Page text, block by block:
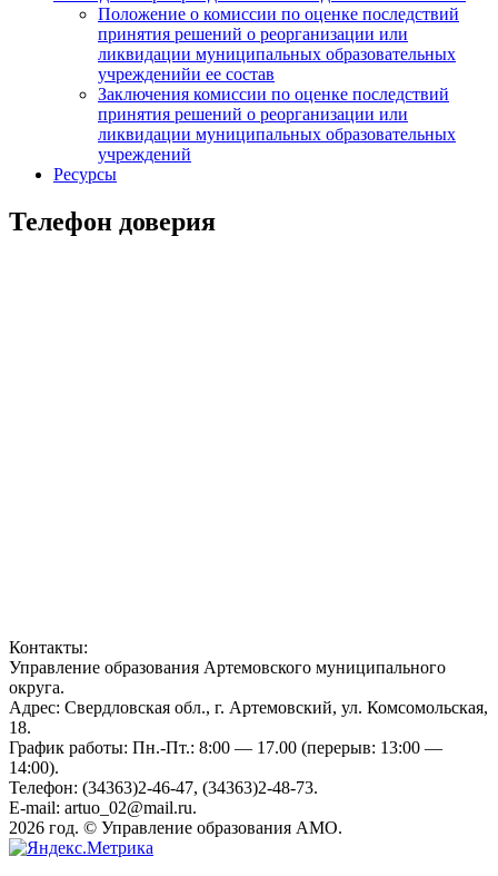
Положение о комиссии по оценке последствий
принятия решений о реорганизации или
ликвидации муниципальных образовательных
учрежденийи ее состав
Заключения комиссии по оценке последствий
принятия решений о реорганизации или
ликвидации муниципальных образовательных
учреждений
Ресурсы
Телефон доверия
Контакты:
Управление образования Артемовского муниципального
округа.
Адрес: Свердловская обл., г. Артемовский, ул. Комсомольская,
18.
График работы: Пн.-Пт.: 8:00 — 17.00 (перерыв: 13:00 —
14:00).
Телефон: (34363)2-46-47, (34363)2-48-73.
E-mail: artuo_02@mail.ru.
2026 год. © Управление образования АМО.